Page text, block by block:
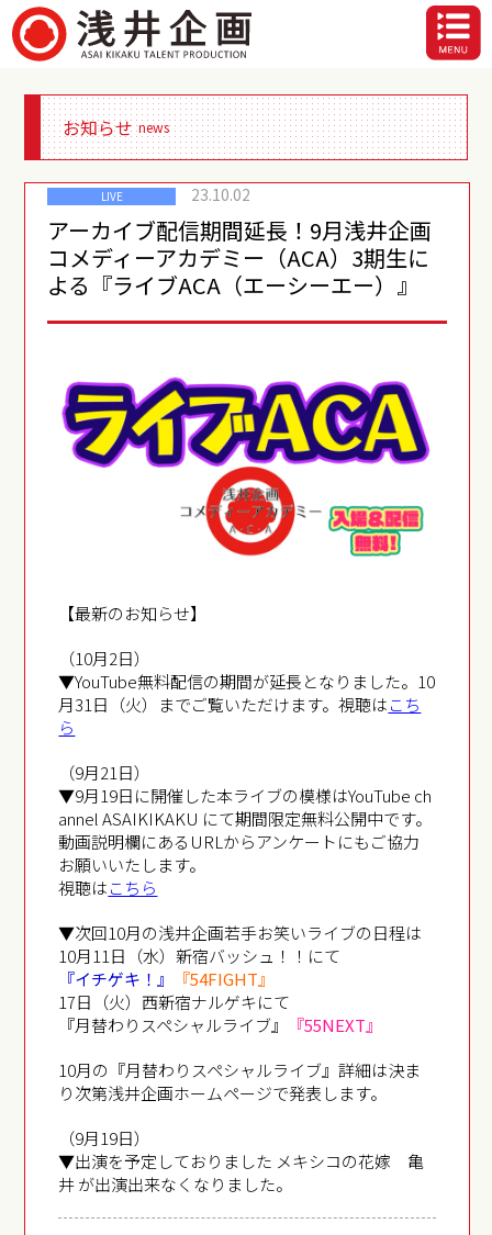
お知らせ news
LIVE 23.10.02
アーカイブ配信期間延長！9月浅井企画
コメディーアカデミー（ACA）3期生に
よる『ライブACA（エーシーエー）』
【最新のお知らせ】
（10月2日）
▼YouTube無料配信の期間が延長となりました。10
月31日（火）までご覧いただけます。視聴はこち
ら
（9月21日）
▼9月19日に開催した本ライブの模様はYouTube ch
annel ASAIKIKAKU にて期間限定無料公開中です。
動画説明欄にあるURLからアンケートにもご協力
お願いいたします。
視聴はこちら
▼次回10月の浅井企画若手お笑いライブの日程は
10月11日（水）新宿バッシュ！！にて
『イチゲキ！』
『54FIGHT』
17日（火）西新宿ナルゲキにて
『月替わりスペシャルライブ』
『55NEXT』
10月の『月替わりスペシャルライブ』詳細は決ま
り次第浅井企画ホームページで発表します。
（9月19日）
▼出演を予定しておりました メキシコの花嫁 亀
井 が出演出来なくなりました。